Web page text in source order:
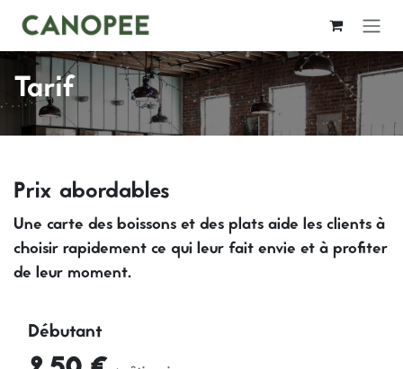
Se rendre au contenu
Tarif
Prix abordables
Une carte des boissons et des plats aide les clients à
choisir rapidement ce qui leur fait envie et à profiter
de leur moment.
Débutant